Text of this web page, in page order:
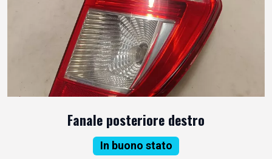
Fanale posteriore destro
In buono stato